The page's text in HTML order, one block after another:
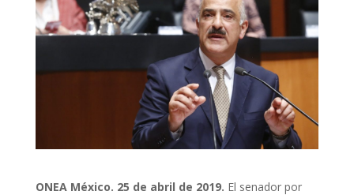
ONEA México. 25 de abril de 2019. El senador por